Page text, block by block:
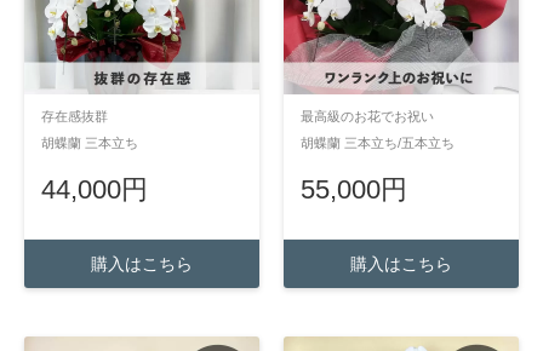
存在感抜群
胡蝶蘭 三本立ち
44,000円
購入はこちら
最高級のお花でお祝い
胡蝶蘭 三本立ち/五本立ち
55,000円
購入はこちら